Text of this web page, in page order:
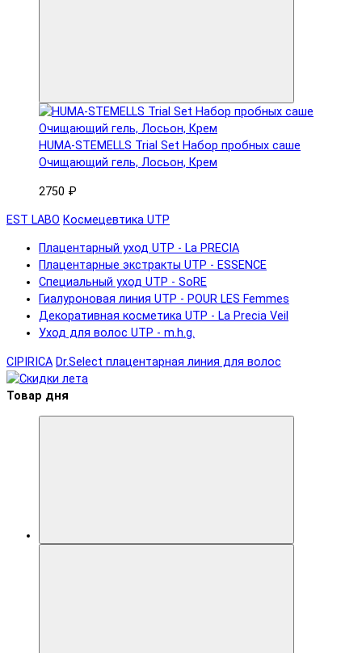
HUMA-STEMELLS Trial Set Набор пробных саше
Очищающий гель, Лосьон, Крем
2750 ₽
EST LABO Космецевтика UTP
Плацентарный уход UTP - La PRECIA
Плацентарные экстракты UTP - ESSENCE
Специальный уход UTP - SoRE
Гиалуроновая линия UTP - POUR LES Femmes
Декоративная косметика UTP - La Precia Veil
Уход для волос UTP - m.h.g.
CIPIRICA Dr.Select плацентарная линия для волос
Товар дня